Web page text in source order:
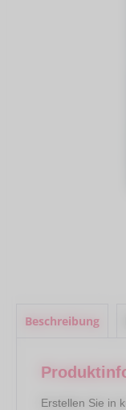
Beschreibung
Erstellen Sie in